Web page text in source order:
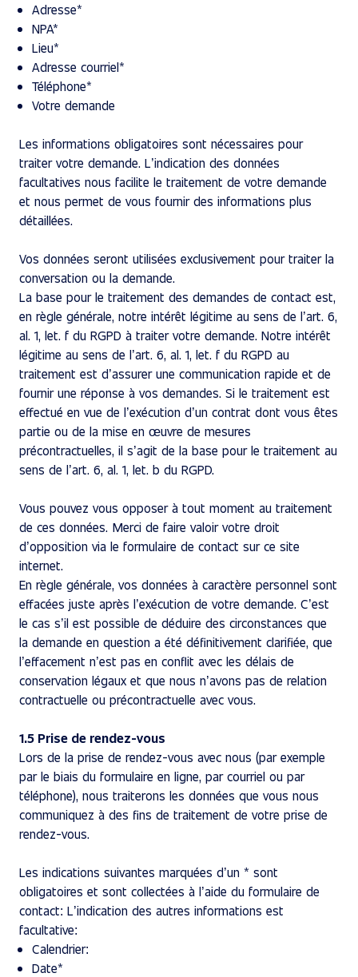
Adresse*
NPA*
Lieu*
Adresse courriel*
Téléphone*
Votre demande
Les informations obligatoires sont nécessaires pour
traiter votre demande. L’indication des données
facultatives nous facilite le traitement de votre demande
et nous permet de vous fournir des informations plus
détaillées.
Vos données seront utilisées exclusivement pour traiter la
conversation ou la demande.
La base pour le traitement des demandes de contact est,
en règle générale, notre intérêt légitime au sens de l’art. 6,
al. 1, let. f du RGPD à traiter votre demande. Notre intérêt
légitime au sens de l’art. 6, al. 1, let. f du RGPD au
traitement est d’assurer une communication rapide et de
fournir une réponse à vos demandes. Si le traitement est
effectué en vue de l’exécution d’un contrat dont vous êtes
partie ou de la mise en œuvre de mesures
précontractuelles, il s’agit de la base pour le traitement au
sens de l’art. 6, al. 1, let. b du RGPD.
Vous pouvez vous opposer à tout moment au traitement
de ces données. Merci de faire valoir votre droit
d’opposition via le formulaire de contact sur ce site
internet.
En règle générale, vos données à caractère personnel sont
effacées juste après l’exécution de votre demande. C’est
le cas s’il est possible de déduire des circonstances que
la demande en question a été définitivement clarifiée, que
l’effacement n’est pas en conflit avec les délais de
conservation légaux et que nous n’avons pas de relation
contractuelle ou précontractuelle avec vous.
1.5 Prise de rendez-vous
Lors de la prise de rendez-vous avec nous (par exemple
par le biais du formulaire en ligne, par courriel ou par
téléphone), nous traiterons les données que vous nous
communiquez à des fins de traitement de votre prise de
rendez-vous.
Les indications suivantes marquées d’un * sont
obligatoires et sont collectées à l’aide du formulaire de
contact: L’indication des autres informations est
facultative:
Calendrier:
Date*